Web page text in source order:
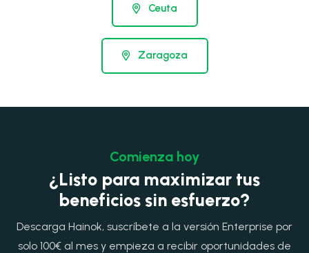
Ceuta
Zaragoza
Comienza hoy
¿Listo para maximizar tus
beneficios sin esfuerzo?
Descarga Hainok, suscríbete a la versión Enterprise por
solo 100€ al mes y empieza a recibir oportunidades de